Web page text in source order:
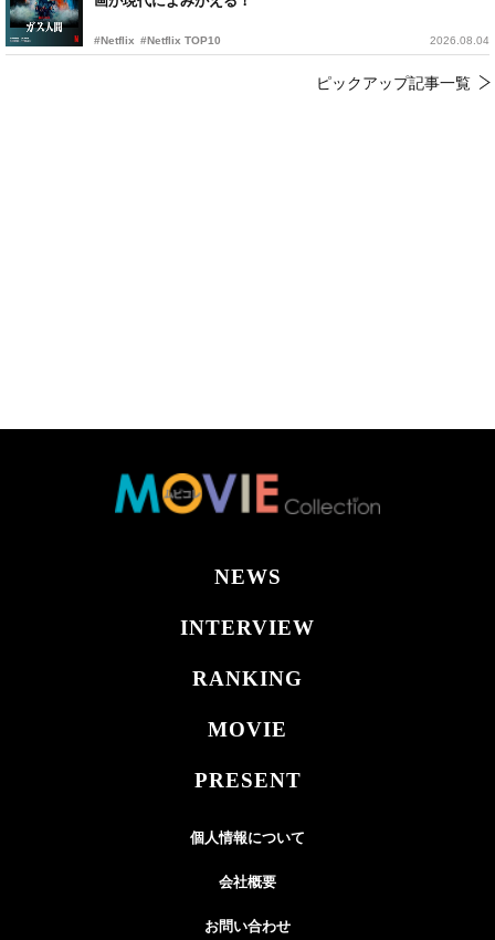
#Netflix #Netflix TOP10 2026.08.04
ピックアップ記事一覧
NEWS
INTERVIEW
RANKING
MOVIE
PRESENT
個人情報について
会社概要
お問い合わせ